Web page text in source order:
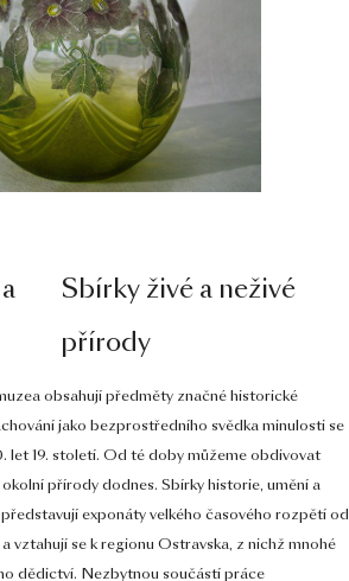
Sbírky živé a neživé
přírody
obsahují předměty značné historické
jako bezprostředního svědka minulosti se
let 19. století. Od té doby můžeme obdivovat
přírody dodnes. Sbírky historie, umění a
exponáty velkého časového rozpětí od
vztahují se k regionu Ostravska, z nichž mnohé
dědictví. Nezbytnou součástí práce